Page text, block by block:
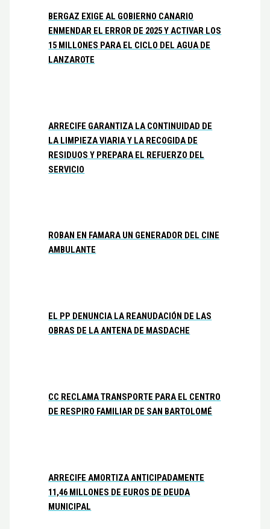
BERGAZ EXIGE AL GOBIERNO CANARIO
ENMENDAR EL ERROR DE 2025 Y ACTIVAR LOS
15 MILLONES PARA EL CICLO DEL AGUA DE
LANZAROTE
ARRECIFE GARANTIZA LA CONTINUIDAD DE
LA LIMPIEZA VIARIA Y LA RECOGIDA DE
RESIDUOS Y PREPARA EL REFUERZO DEL
SERVICIO
ROBAN EN FAMARA UN GENERADOR DEL CINE
AMBULANTE
EL PP DENUNCIA LA REANUDACIÓN DE LAS
OBRAS DE LA ANTENA DE MASDACHE
CC RECLAMA TRANSPORTE PARA EL CENTRO
DE RESPIRO FAMILIAR DE SAN BARTOLOMÉ
ARRECIFE AMORTIZA ANTICIPADAMENTE
11,46 MILLONES DE EUROS DE DEUDA
MUNICIPAL